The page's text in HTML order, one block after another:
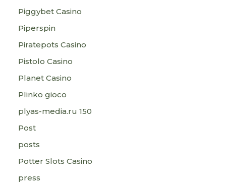
Piggybet Casino
Piperspin
Piratepots Casino
Pistolo Casino
Planet Casino
Plinko gioco
plyas-media.ru 150
Post
posts
Potter Slots Casino
press